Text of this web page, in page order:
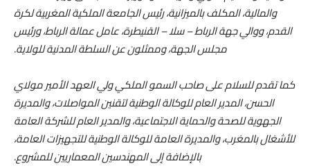
والمالية، المكلف بالميزانية، رئيس الجامعة الملكية المغربية لكرة
القدم، ووالي جهة الرباط – سلا – القنيطرة، عامل عمالة الرباط، ورئيس
مجلس الجهة، وممثلون عن السلطة المدنية للولاية.
كما تقدم للسلام على صاحب السمو الملكي ولي العهد الأمير مولاي
الحسن، المدير العام للوكالة الوطنية لتقنين المواصلات، والمديرة
الجهوية للصحة والحماية الاجتماعية، والمدير العام للشركة العامة
للأشغال بالمغرب، والمديرة العامة للوكالة الوطنية للتجهيزات العامة،
بالإضافة إلى المهندسين المعماريين للمشروع.